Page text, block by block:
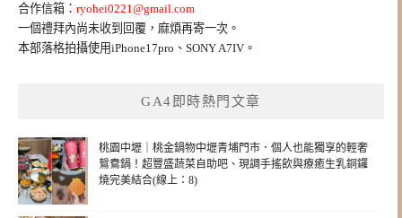
合作信箱： ryohei0221@gmail.com
一個禮拜內尚未收到回覆，麻煩再寄一次。
本部落格拍攝使用iPhone17pro、SONY A7IV。
GA4即時熱門文章
桃園中壢｜桃金鍋物中壢青埔門市．個人也能獨享的輕奢
鴛鴦鍋！超豐盛蔬菜自助吧、現調手搖飲與療癒生乳銅鑼
燒完美結合(線上：8)